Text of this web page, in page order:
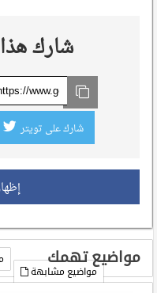
شارك
شارك على تويتر
مواضيع تهمك
مواضيع مشابهة